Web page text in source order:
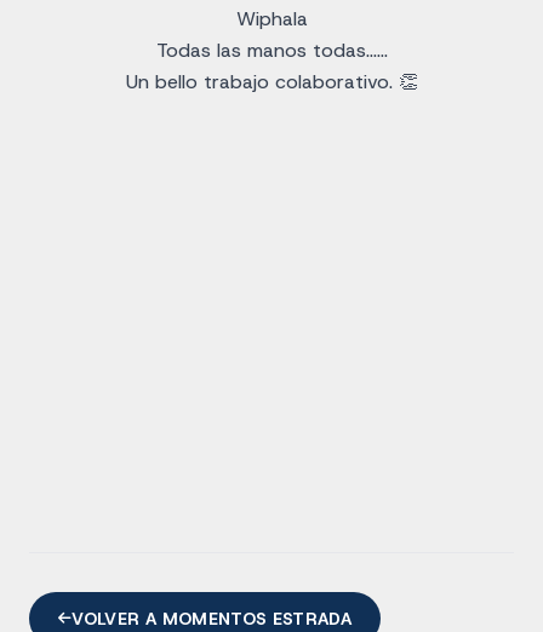
Wiphala
Todas las manos todas......
Un bello trabajo colaborativo. 👏
VOLVER A MOMENTOS ESTRADA